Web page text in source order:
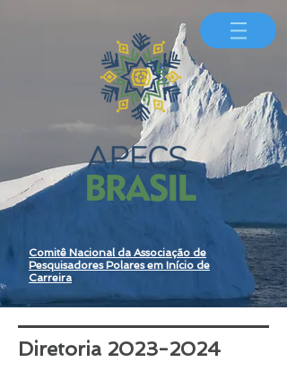
Comitê Nacional da Associação de
Pesquisadores Polares em Início de
Carreira
Diretoria 2023-2024